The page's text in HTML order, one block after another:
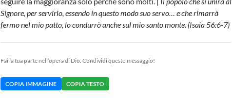
Signore, per servirlo, essendo in questo modo suo servo… e che rimarrà
fermo nel mio patto, lo condurrò anche sul mio santo monte. (Isaia 56:6-7)
Fai la tua parte nell’opera di Dio. Condividi questo messaggio!
COPIA IMMAGINE COPIA TESTO